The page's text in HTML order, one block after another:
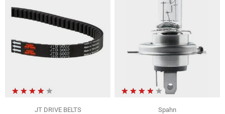
JT DRIVE BELTS
Spahn